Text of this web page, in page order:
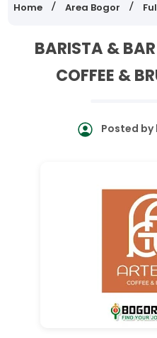
Home Area Bogor
BARISTA &
COFFEE &
Posted by